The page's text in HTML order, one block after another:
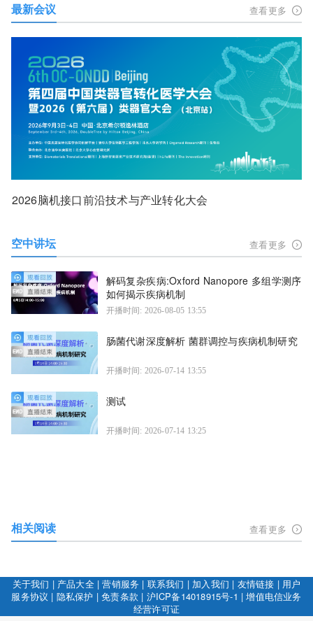
最新会议 查看更多
2026脑机接口前沿技术与产业转化大会
空中讲坛 查看更多
解码复杂疾病:Oxford Nanopore 多组学测序
如何揭示疾病机制
开播时间: 2026-08-05 13:55
肠菌代谢深度解析 菌群调控与疾病机制研究
开播时间: 2026-07-14 13:55
测试
开播时间: 2026-07-14 13:25
相关阅读 查看更多
关于我们 | 产品大全|营销服务 | 联系我们 | 加入我们 | 友情链接 | 用户
服务协议 | 隐私保护 |免责条款 | 沪ICP备14018915号-1 |增值电信业务
经营许可证